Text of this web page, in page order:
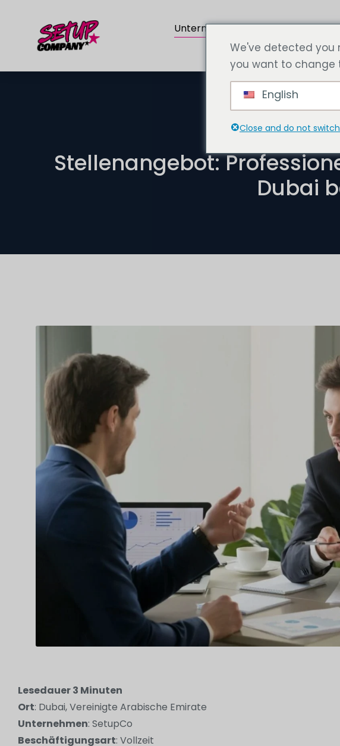
Unternehmen Leistungen
Stellenangebot:
Dubai
Lesedauer3 Minuten
Ort: Dubai, Vereinigte Arabische Emirate
Unternehmen: SetupCo
Beschäftigungsart: Vollzeit
We've detected you
you want to change
English
Close and do not